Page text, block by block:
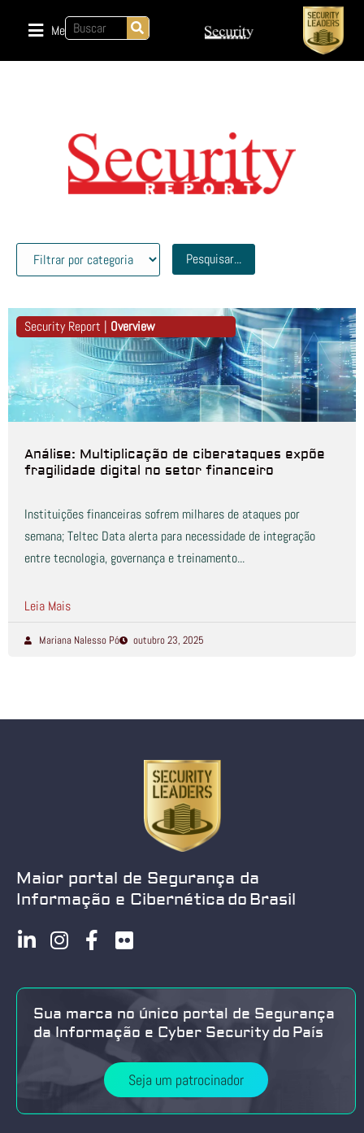
Menu
Pesquisar...
Security Report | Overview
Análise: Multiplicação de ciberataques expõe
fragilidade digital no setor financeiro
Instituições financeiras sofrem milhares de ataques por
semana; Teltec Data alerta para necessidade de integração
entre tecnologia, governança e treinamento...
Leia Mais
Mariana Nalesso Pó outubro 23, 2025
Maior portal de Segurança da
Informação e Cibernética do Brasil
Sua marca no único portal de Segurança
da Informação e Cyber Security do País
Seja um patrocinador